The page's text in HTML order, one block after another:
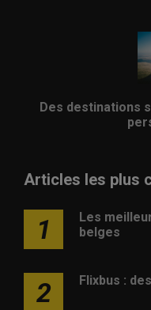
Des destinations
Articles les plus
1
Les
belges
2 Flixbus :